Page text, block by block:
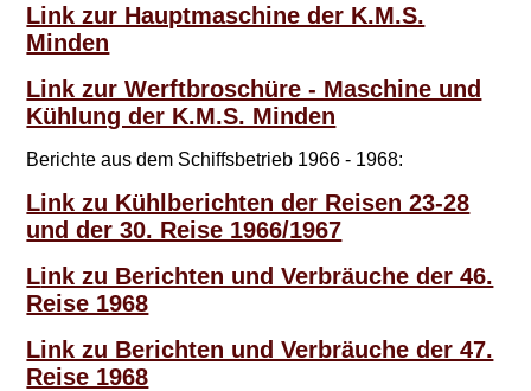
Link zur Hauptmaschine der K.M.S.
Minden
Link zur Werftbroschüre - Maschine und
Kühlung der K.M.S. Minden
Berichte aus dem Schiffsbetrieb 1966 - 1968:
Link zu Kühlberichten der Reisen 23-28
und der 30. Reise 1966/1967
Link zu Berichten und Verbräuche der 46.
Reise 1968
Link zu Berichten und Verbräuche der 47.
Reise 1968